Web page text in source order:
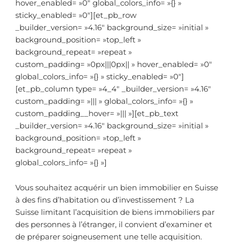
hover_enabled= »0″ global_colors_info= »{} »
sticky_enabled= »0″][et_pb_row
_builder_version= »4.16″ background_size= »initial »
background_position= »top_left »
background_repeat= »repeat »
custom_padding= »0px|||0px|| » hover_enabled= »0″
global_colors_info= »{} » sticky_enabled= »0″]
[et_pb_column type= »4_4″ _builder_version= »4.16″
custom_padding= »||| » global_colors_info= »{} »
custom_padding__hover= »||| »][et_pb_text
_builder_version= »4.16″ background_size= »initial »
background_position= »top_left »
background_repeat= »repeat »
global_colors_info= »{} »]
Vous souhaitez acquérir un bien immobilier en Suisse
à des fins d’habitation ou d’investissement ? La
Suisse limitant l’acquisition de biens immobiliers par
des personnes à l’étranger, il convient d’examiner et
de préparer soigneusement une telle acquisition.